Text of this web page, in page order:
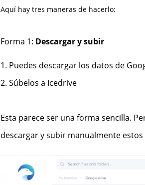
Aquí hay tres maneras de hacerlo:
Forma 1: Descargar y subir
1. Puedes descargar los datos de
2. Súbelos a Icedrive
Esta parece ser una forma sencilla.
descargar y subir manualmente estos